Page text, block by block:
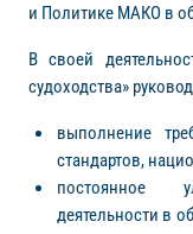
и Политике МАКО в
В своей
судоходства»
выполнение
стандартов,
постоянное
деятельности в